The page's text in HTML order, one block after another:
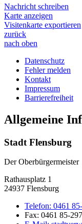
Nachricht schreiben
Karte anzeigen
Visitenkarte exportieren
zurück
nach oben
Datenschutz
Fehler melden
Kontakt
Impressum
Barrierefreiheit
Allgemeine
Stadt Flensburg
Der Oberbürgermeister
Rathausplatz 1
24937 Flensburg
Telefon: 0461
Fax: 0461 85-